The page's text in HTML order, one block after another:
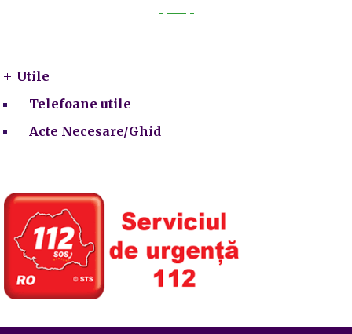
Utile
Telefoane utile
Acte Necesare/Ghid